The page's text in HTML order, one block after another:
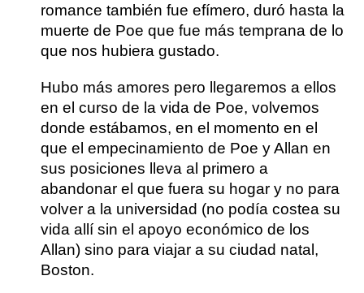
romance también fue efímero, duró hasta la
muerte de Poe que fue más temprana de lo
que nos hubiera gustado.
Hubo más amores pero llegaremos a ellos
en el curso de la vida de Poe, volvemos
donde estábamos, en el momento en el
que el empecinamiento de Poe y Allan en
sus posiciones lleva al primero a
abandonar el que fuera su hogar y no para
volver a la universidad (no podía costea su
vida allí sin el apoyo económico de los
Allan) sino para viajar a su ciudad natal,
Boston.